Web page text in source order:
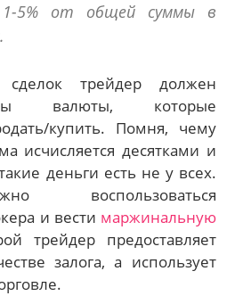
1-5% от общей суммы в
трейдер должен
валюты, которые
купить. Помня, чему
исчисляется десятками и
деньги есть не у всех.
воспользоваться
и вести маржинальную
трейдер предоставляет
залога, а использует